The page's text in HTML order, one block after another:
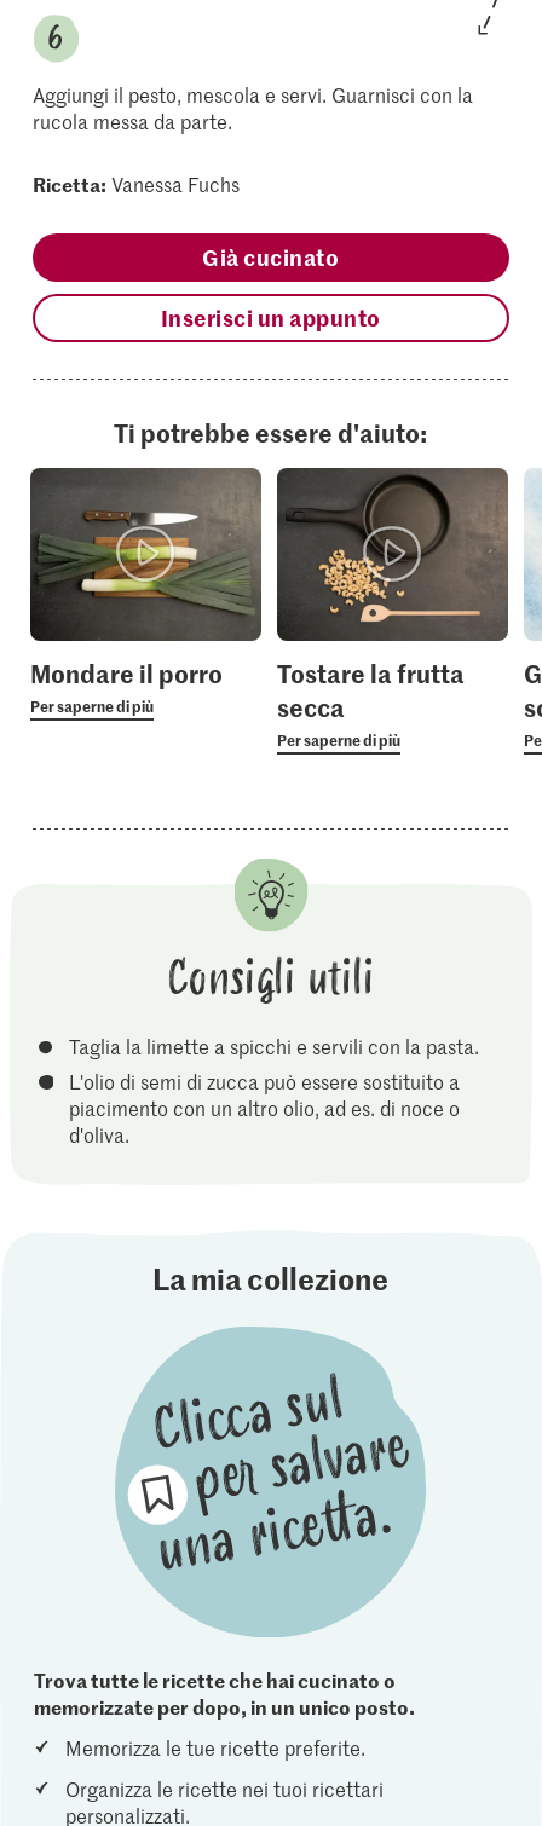
Aggiungi il pesto, mescola e servi. Guarnisci con la
rucola messa da parte.
Ricetta: Vanessa Fuchs
Già cucinato
Inserisci un appunto
Ti potrebbe essere d'aiuto:
Mondare il porro
Per saperne di più
Tostare la frutta
secca
Per saperne di più
Consigli utili
Taglia la limette a spicchi e servili con la pasta.
L'olio di semi di zucca può essere sostituito a
piacimento con un altro olio, ad es. di noce o
d'oliva.
La mia collezione
Trova tutte le ricette che hai cucinato o
memorizzate per dopo, in un unico posto.
Memorizza le tue ricette preferite.
Organizza le ricette nei tuoi ricettari
personalizzati.